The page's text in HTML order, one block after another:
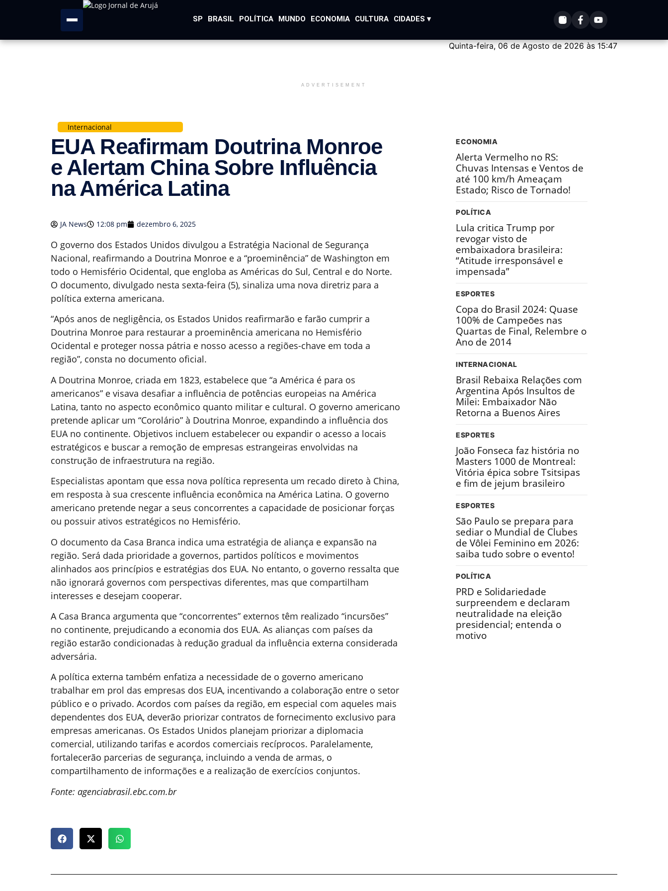
Quinta-feira, 06 de Agosto de 2026 às 15:47
SP BRASIL POLÍTICA MUNDO ECONOMIA CULTURA CIDADES ▾
ADVERTISEMENT
Internacional
EUA Reafirmam Doutrina Monroe
e Alertam China Sobre Influência
na América Latina
JA News 12:08 pm dezembro 6, 2025
O governo dos Estados Unidos divulgou a Estratégia Nacional de Segurança
Nacional, reafirmando a Doutrina Monroe e a “proeminência” de Washington em
todo o Hemisfério Ocidental, que engloba as Américas do Sul, Central e do Norte.
O documento, divulgado nesta sexta-feira (5), sinaliza uma nova diretriz para a
política externa americana.
“Após anos de negligência, os Estados Unidos reafirmarão e farão cumprir a
Doutrina Monroe para restaurar a proeminência americana no Hemisfério
Ocidental e proteger nossa pátria e nosso acesso a regiões-chave em toda a
região”, consta no documento oficial.
A Doutrina Monroe, criada em 1823, estabelece que “a América é para os
americanos” e visava desafiar a influência de potências europeias na América
Latina, tanto no aspecto econômico quanto militar e cultural. O governo americano
pretende aplicar um “Corolário” à Doutrina Monroe, expandindo a influência dos
EUA no continente. Objetivos incluem estabelecer ou expandir o acesso a locais
estratégicos e buscar a remoção de empresas estrangeiras envolvidas na
construção de infraestrutura na região.
Especialistas apontam que essa nova política representa um recado direto à China,
em resposta à sua crescente influência econômica na América Latina. O governo
americano pretende negar a seus concorrentes a capacidade de posicionar forças
ou possuir ativos estratégicos no Hemisfério.
O documento da Casa Branca indica uma estratégia de aliança e expansão na
região. Será dada prioridade a governos, partidos políticos e movimentos
alinhados aos princípios e estratégias dos EUA. No entanto, o governo ressalta que
não ignorará governos com perspectivas diferentes, mas que compartilham
interesses e desejam cooperar.
A Casa Branca argumenta que “concorrentes” externos têm realizado “incursões”
no continente, prejudicando a economia dos EUA. As alianças com países da
região estarão condicionadas à redução gradual da influência externa considerada
adversária.
A política externa também enfatiza a necessidade de o governo americano
trabalhar em prol das empresas dos EUA, incentivando a colaboração entre o setor
público e o privado. Acordos com países da região, em especial com aqueles mais
dependentes dos EUA, deverão priorizar contratos de fornecimento exclusivo para
empresas americanas. Os Estados Unidos planejam priorizar a diplomacia
comercial, utilizando tarifas e acordos comerciais recíprocos. Paralelamente,
fortalecerão parcerias de segurança, incluindo a venda de armas, o
compartilhamento de informações e a realização de exercícios conjuntos.
Fonte: agenciabrasil.ebc.com.br
ECONOMIA
Alerta Vermelho no RS:
Chuvas Intensas e Ventos de
até 100 km/h Ameaçam
Estado; Risco de Tornado!
POLÍTICA
Lula critica Trump por
revogar visto de
embaixadora brasileira:
“Atitude irresponsável e
impensada”
ESPORTES
Copa do Brasil 2024: Quase
100% de Campeões nas
Quartas de Final, Relembre o
Ano de 2014
INTERNACIONAL
Brasil Rebaixa Relações com
Argentina Após Insultos de
Milei: Embaixador Não
Retorna a Buenos Aires
ESPORTES
João Fonseca faz história no
Masters 1000 de Montreal:
Vitória épica sobre Tsitsipas
e fim de jejum brasileiro
ESPORTES
São Paulo se prepara para
sediar o Mundial de Clubes
de Vôlei Feminino em 2026:
saiba tudo sobre o evento!
POLÍTICA
PRD e Solidariedade
surpreendem e declaram
neutralidade na eleição
presidencial; entenda o
motivo